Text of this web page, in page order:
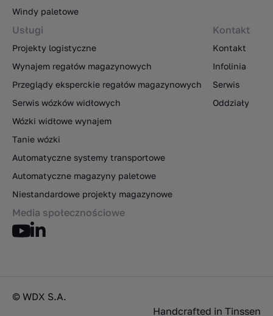
Windy paletowe
Usługi
Projekty logistyczne
Wynajem regałów magazynowych
Przeglądy eksperckie regałów magazynowych
Serwis wózków widłowych
Wózki widłowe wynajem
Tanie wózki
Automatyczne systemy transportowe
Automatyczne magazyny paletowe
Niestandardowe projekty magazynowe
Kontakt
Kontakt
Infolinia
Serwis
Oddziały
Media społecznościowe
© WDX S.A.
Handcrafted in Tinssen